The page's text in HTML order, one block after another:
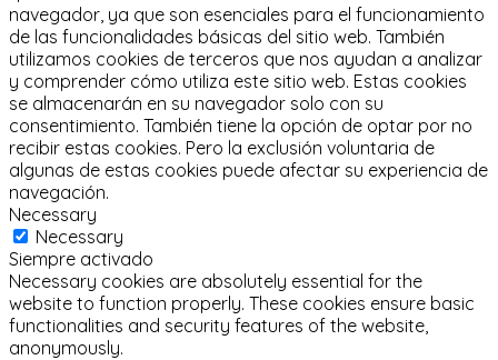
navegador, ya que son esenciales para el funcionamiento
de las funcionalidades básicas del sitio web. También
utilizamos cookies de terceros que nos ayudan a analizar
y comprender cómo utiliza este sitio web. Estas cookies
se almacenarán en su navegador solo con su
consentimiento. También tiene la opción de optar por no
recibir estas cookies. Pero la exclusión voluntaria de
algunas de estas cookies puede afectar su experiencia de
navegación.
Necessary
Necessary
Siempre activado
Necessary cookies are absolutely essential for the
website to function properly. These cookies ensure basic
functionalities and security features of the website,
anonymously.